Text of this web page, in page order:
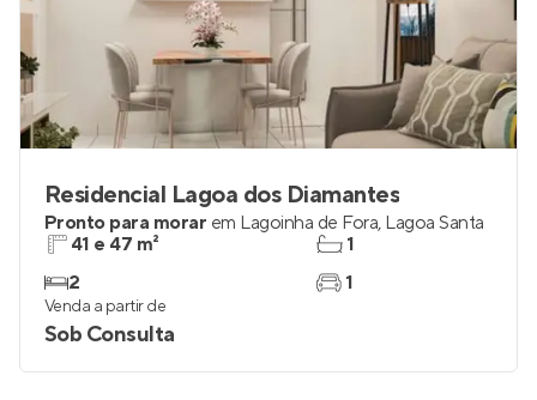
Residencial Lagoa dos Diamantes
Pronto para morar em Lagoinha de Fora, Lagoa Santa
41 e 47 m²
2
1
1
Venda a partir de
Sob Consulta